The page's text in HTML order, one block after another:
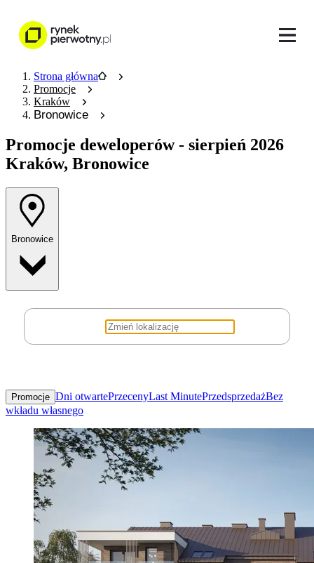
Strona główna
Promocje
Kraków
Bronowice
Promocje deweloperów - sierpień 2026
Kraków, Bronowice
Bronowice
Promocje Dni otwartePrzecenyLast MinutePrzedsprzedażBez
wkładu własnego